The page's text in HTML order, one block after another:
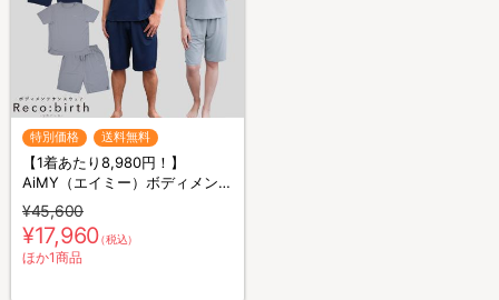
特別価格 送料無料
【1着あたり8,980円！】
AiMY（エイミー）ボディメンテ
ナンスウェア リカバース／半袖
半ズボン／2着セット／上下セ
ット／リカバリーウェア
¥45,600
¥17,960（税込）
ほか1商品